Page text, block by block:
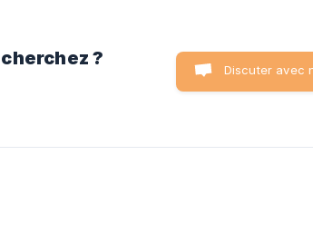
?
Discuter avec